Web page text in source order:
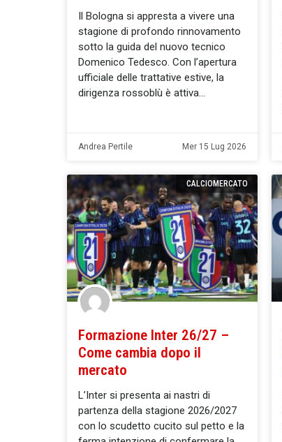
Il Bologna si appresta a vivere una
stagione di profondo rinnovamento
sotto la guida del nuovo tecnico
Domenico Tedesco. Con l’apertura
ufficiale delle trattative estive, la
dirigenza rossoblù è attiva
Andrea Pertile Mer 15 Lug 2026
CALCIOMERCATO
Formazione Inter 26/27 –
Come cambia dopo il
mercato
L’Inter si presenta ai nastri di
partenza della stagione 2026/2027
con lo scudetto cucito sul petto e la